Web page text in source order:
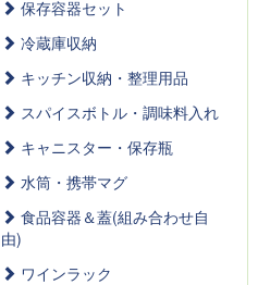
保存容器セット
冷蔵庫収納
キッチン収納・整理用品
スパイスボトル・調味料入れ
キャニスター・保存瓶
水筒・携帯マグ
食品容器＆蓋(組み合わせ自
由)
ワインラック